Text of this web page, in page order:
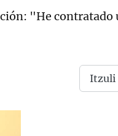
"He
Itzuli